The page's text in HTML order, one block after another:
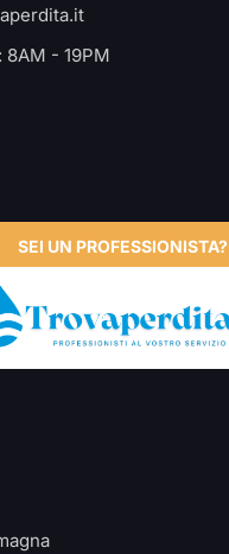
8AM - 19PM
SEI UN PROFESSIONISTA?